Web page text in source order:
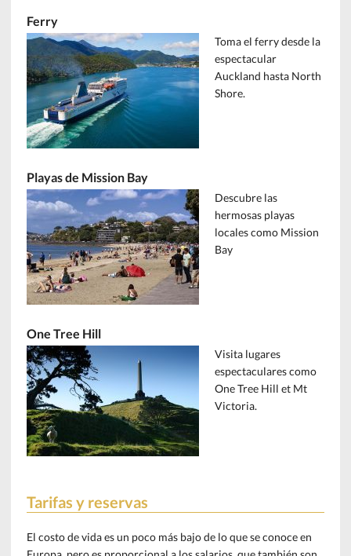
Ferry
Toma el ferry desde la
espectacular
Auckland hasta North
Shore.
Playas de Mission Bay
Descubre las
hermosas playas
locales como Mission
Bay
One Tree Hill
Visita lugares
espectaculares como
One Tree Hill et Mt
Victoria.
Tarifas y reservas
El costo de vida es un poco más bajo de lo que se conoce en